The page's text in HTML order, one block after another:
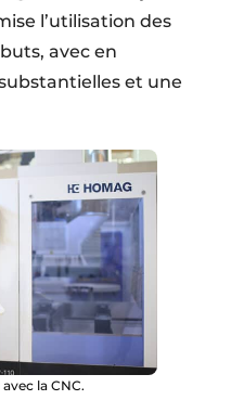
l’utilisation des
avec en
et une
la CNC.